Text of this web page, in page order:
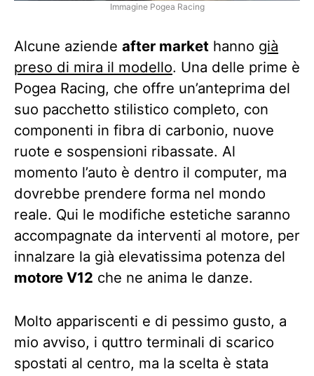
Immagine Pogea Racing
Alcune aziende after market hanno già
preso di mira il modello. Una delle prime è
Pogea Racing, che offre un’anteprima del
suo pacchetto stilistico completo, con
componenti in fibra di carbonio, nuove
ruote e sospensioni ribassate. Al
momento l’auto è dentro il computer, ma
dovrebbe prendere forma nel mondo
reale. Qui le modifiche estetiche saranno
accompagnate da interventi al motore, per
innalzare la già elevatissima potenza del
motore V12 che ne anima le danze.
Molto appariscenti e di pessimo gusto, a
mio avviso, i quttro terminali di scarico
spostati al centro, ma la scelta è stata